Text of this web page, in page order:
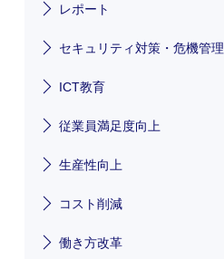
レポート
セキュリティ対策・危機管理
ICT教育
従業員満足度向上
生産性向上
コスト削減
働き方改革